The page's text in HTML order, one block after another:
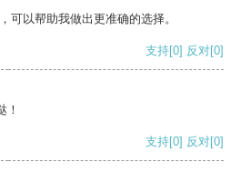
可以帮助我做出更准确的选择。
支持[0] 反对[0]
！
支持[0] 反对[0]